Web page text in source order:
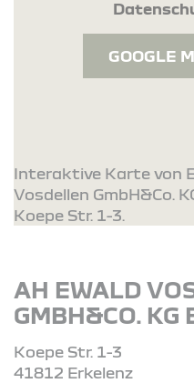
GOOGLE
Interaktive Karte von
Vosdellen GmbH&Co.
Koepe Str. 1-3.
AH EWALD
GMBH&CO. KG
Koepe Str. 1-3
41812 Erkelenz